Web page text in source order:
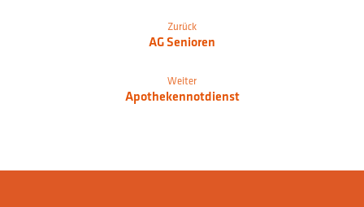
Zurück
AG Senioren
Weiter
Apothekennotdienst